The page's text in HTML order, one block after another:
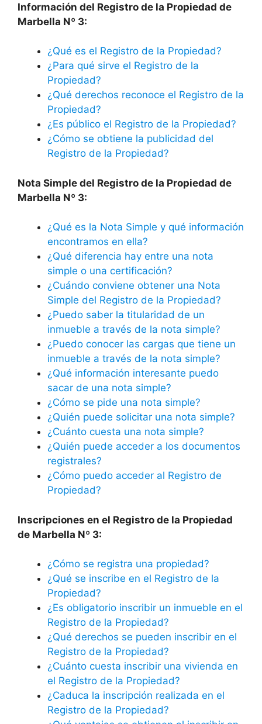
Información del Registro de la Propiedad de
Marbella Nº 3:
¿Qué es el Registro de la Propiedad?
¿Para qué sirve el Registro de la
Propiedad?
¿Qué derechos reconoce el Registro de la
Propiedad?
¿Es público el Registro de la Propiedad?
¿Cómo se obtiene la publicidad del
Registro de la Propiedad?
Nota Simple del Registro de la Propiedad de
Marbella Nº 3:
¿Qué es la Nota Simple y qué información
encontramos en ella?
¿Qué diferencia hay entre una nota
simple o una certificación?
¿Cuándo conviene obtener una Nota
Simple del Registro de la Propiedad?
¿Puedo saber la titularidad de un
inmueble a través de la nota simple?
¿Puedo conocer las cargas que tiene un
inmueble a través de la nota simple?
¿Qué información interesante puedo
sacar de una nota simple?
¿Cómo se pide una nota simple?
¿Quién puede solicitar una nota simple?
¿Cuánto cuesta una nota simple?
¿Quién puede acceder a los documentos
registrales?
¿Cómo puedo acceder al Registro de
Propiedad?
Inscripciones en el Registro de la Propiedad
de Marbella Nº 3:
¿Cómo se registra una propiedad?
¿Qué se inscribe en el Registro de la
Propiedad?
¿Es obligatorio inscribir un inmueble en el
Registro de la Propiedad?
¿Qué derechos se pueden inscribir en el
Registro de la Propiedad?
¿Cuánto cuesta inscribir una vivienda en
el Registro de la Propiedad?
¿Caduca la inscripción realizada en el
Registro de la Propiedad?